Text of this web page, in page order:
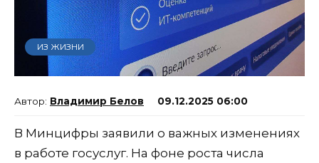
ИЗ ЖИЗНИ
Владимир Белов 09.12.2025 06:00
В Минцифры заявили о важных изменениях
в работе госуслуг. На фоне роста числа